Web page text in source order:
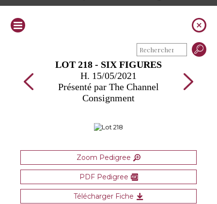
LOT 218 - SIX FIGURES
H. 15/05/2021
Présenté par The Channel
Consignment
Zoom Pedigree
PDF Pedigree
Télécharger Fiche